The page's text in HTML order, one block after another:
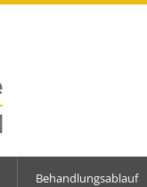
Behandlungsablauf